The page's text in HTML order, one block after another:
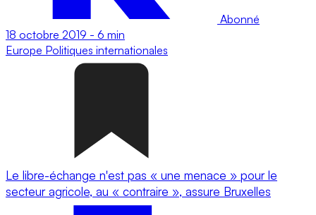
Abonné
18 octobre 2019 - 6 min
Europe Politiques internationales
Le libre-échange n'est pas « une menace » pour le
secteur agricole, au « contraire », assure Bruxelles